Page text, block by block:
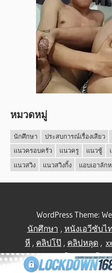
หมวดหมู่
นักศึกษา ประสบการณ์เรื่องเสียว
แนวครอบครัว
แนวครู แนวชู้
แนวสวิง
แนวสวิงกิ้ง แอบเอาลัก
WordPress Theme:
นักศึกษา , หนังเอวีซับไ
หี , คลิปโป๊ , คลิปหลุด ,
บ้าน,คลิปโป้,คลิปโป๊,